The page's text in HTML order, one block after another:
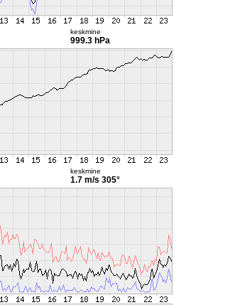
keskmine
999.3 hPa
keskmine
1.7 m/s 305°